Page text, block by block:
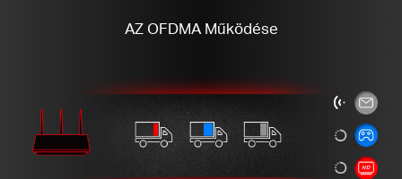
AZ OFDMA Működése